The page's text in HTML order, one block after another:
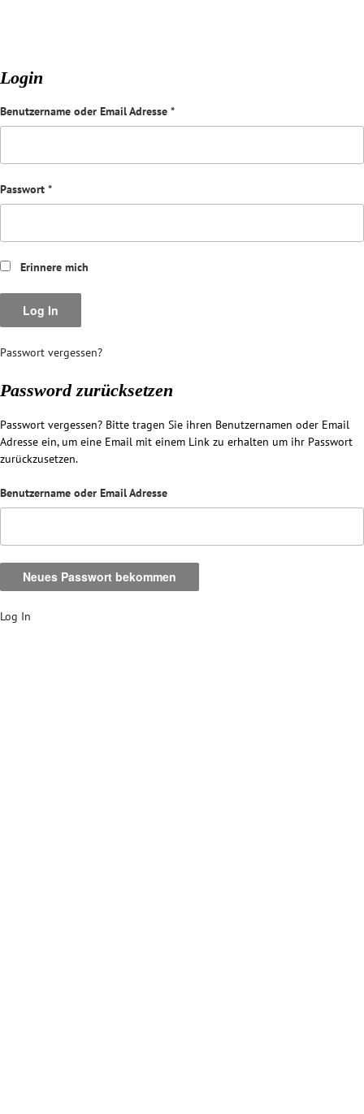
Login
Benutzername oder Email Adresse *
Passwort *
Erinnere mich
Passwort vergessen?
Password zurücksetzen
Passwort vergessen? Bitte tragen Sie ihren Benutzernamen oder Email
Adresse ein, um eine Email mit einem Link zu erhalten um ihr Passwort
zurückzusetzen.
Benutzername oder Email Adresse
Log In